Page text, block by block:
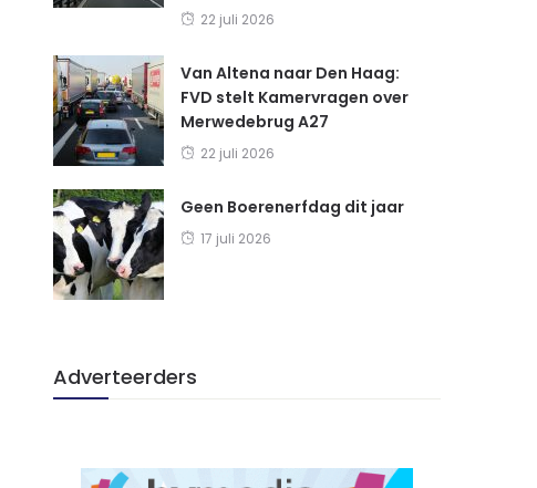
22 juli 2026
Van Altena naar Den Haag:
FVD stelt Kamervragen over
Merwedebrug A27
22 juli 2026
Geen Boerenerfdag dit jaar
17 juli 2026
Adverteerders